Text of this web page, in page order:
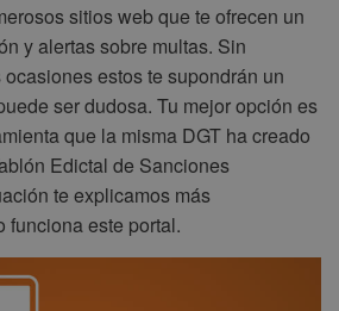
sitios web que te ofrecen un
y alertas sobre multas. Sin
estos te supondrán un
ser dudosa. Tu mejor opción es
que la misma DGT ha creado
Edictal de Sanciones
te explicamos más
funciona este portal.